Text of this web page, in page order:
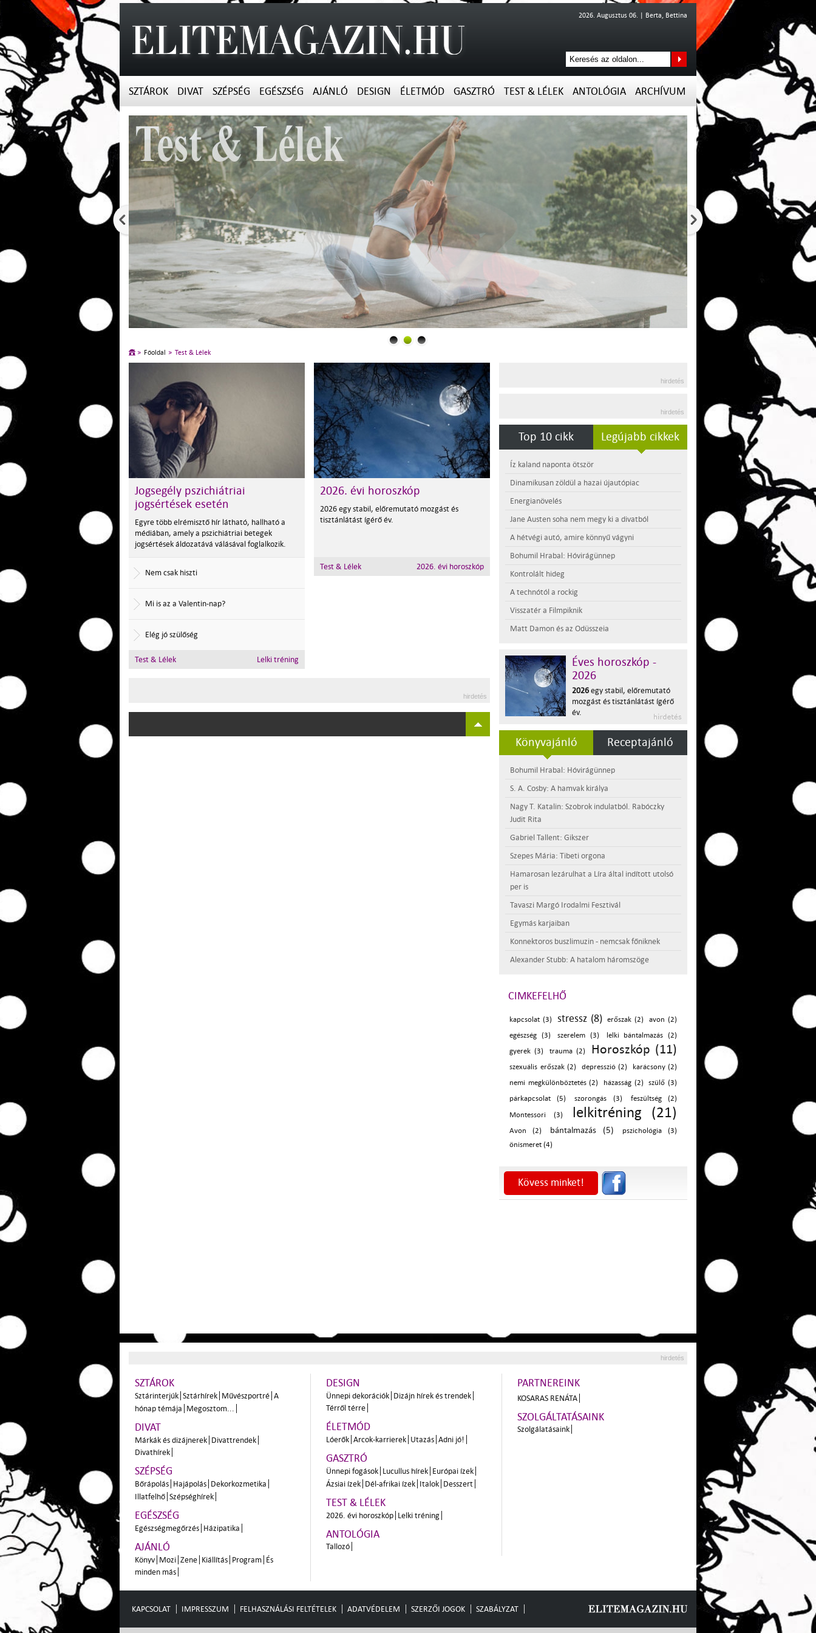
2026. Augusztus 06. | Berta, Bettina
SZTÁROK DIVAT SZÉPSÉG EGÉSZSÉG AJÁNLÓ DESIGN ÉLETMÓD GASZTRÓ TEST & LÉLEK ANTOLÓGIA ARCHÍVUM
Főoldal Test & Lélek
Jogsegély pszichiátriai
jogsértések esetén
Egyre több elrémisztő hír látható, hallható a
médiában, amely a pszichiátriai betegek
jogsértések áldozatává válásával foglalkozik.
Nem csak hiszti
Mi is az a Valentin-nap?
Elég jó szülőség
Test & Lélek Lelki tréning
2026. évi horoszkóp
2026 egy stabil, előremutató mozgást és
tisztánlátást ígérő év.
Test & Lélek 2026. évi horoszkóp
hirdetés
hirdetés
hirdetés
Top 10 cikk Legújabb cikkek
Íz kaland naponta ötször
Dinamikusan zöldül a hazai újautópiac
Energianövelés
Jane Austen soha nem megy ki a divatból
A hétvégi autó, amire könnyű vágyni
Bohumil Hrabal: Hóvirágünnep
Kontrolált hideg
A technótól a rockig
Visszatér a Filmpiknik
Matt Damon és az Odüsszeia
Éves horoszkóp -
2026
2026 egy stabil, előremutató
mozgást és tisztánlátást ígérő
év.
Könyvajánló Receptajánló
Bohumil Hrabal: Hóvirágünnep
S. A. Cosby: A hamvak királya
Nagy T. Katalin: Szobrok indulatból. Rabóczky
Judit Rita
Gabriel Tallent: Gikszer
Szepes Mária: Tibeti orgona
Hamarosan lezárulhat a Líra által indított utolsó
per is
Tavaszi Margó Irodalmi Fesztivál
Egymás karjaiban
Konnektoros buszlimuzin - nemcsak főniknek
Alexander Stubb: A hatalom háromszöge
CIMKEFELHŐ
kapcsolat (3) stressz (8) erőszak (2)
avon (2)
egészség (3)
szerelem (3)
lelki bántalmazás (2)
gyerek (3)
trauma (2) Horoszkóp (11)
szexuális erőszak (2) depresszió (2)
karácsony (2)
nemi megkülönböztetés (2)
házasság (2)
szülő (3)
párkapcsolat (5)
szorongás (3) feszültség (2)
Montessori (3) lelkitréning (21)
Avon (2) bántalmazás (5)
pszichológia (3)
önismeret (4)
Kövess minket!
hirdetés
SZTÁROK
Sztárinterjúk Sztárhírek Művészportré A
hónap témája Megosztom...
DIVAT
Márkák és dizájnerek Divattrendek
Divathírek
SZÉPSÉG
Bőrápolás Hajápolás Dekorkozmetika
Illatfelhő Szépséghírek
EGÉSZSÉG
Egészségmegőrzés Házipatika
AJÁNLÓ
Könyv Mozi Zene Kiállítás Program És
minden más
DESIGN
Ünnepi dekorációk Dizájn hírek és trendek
Térről térre
ÉLETMÓD
Lóerők Arcok-karrierek Utazás Adni jó!
GASZTRÓ
Ünnepi fogások Lucullus hírek Európai ízek
Ázsiai ízek Dél-afrikai ízek Italok Desszert
TEST & LÉLEK
2026. évi horoszkóp Lelki tréning
ANTOLÓGIA
Tallozó
PARTNEREINK
KOSARAS RENÁTA
SZOLGÁLTATÁSAINK
Szolgálatásaink
KAPCSOLAT IMPRESSZUM FELHASZNÁLÁSI FELTÉTELEK ADATVÉDELEM SZERZŐI JOGOK SZABÁLYZAT